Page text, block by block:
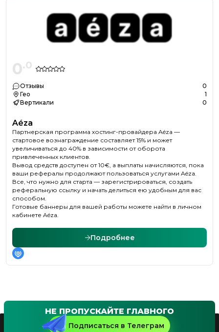
Aéza
Партнерская программа хостинг-провайдера Aéza —
стартовое вознаграждение составляет 15% и может
увеличиваться до 40% в зависимости от оборота
привлеченных клиентов.
Вывод средств доступен от 10€, а выплаты начисляются, пока
ваши рефералы продолжают пользоваться услугами Aéza.
Все, что нужно для старта — зарегистрироваться, создать
реферальную ссылку и начать делиться ею удобным для вас
способом.
Готовые баннеры для вашей работы можете найти в личном
кабинете Aéza.
Подробнее
0.0
Отзывы
0
Гео
1
Вертикали
0
НЕ ПРОПУСКАЙТЕ ГЛАВНОГО
Подписаться в Телеграм